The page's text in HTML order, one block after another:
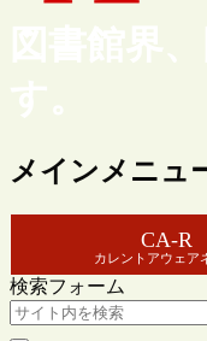
図書館界
す。
メインメニュ
CA-R
カレントアウェア
検索フォーム